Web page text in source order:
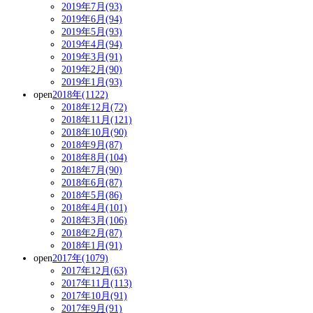
2019年7月(93)
2019年6月(94)
2019年5月(93)
2019年4月(94)
2019年3月(91)
2019年2月(90)
2019年1月(93)
open2018年(1122)
2018年12月(72)
2018年11月(121)
2018年10月(90)
2018年9月(87)
2018年8月(104)
2018年7月(90)
2018年6月(87)
2018年5月(86)
2018年4月(101)
2018年3月(106)
2018年2月(87)
2018年1月(91)
open2017年(1079)
2017年12月(63)
2017年11月(113)
2017年10月(91)
2017年9月(91)